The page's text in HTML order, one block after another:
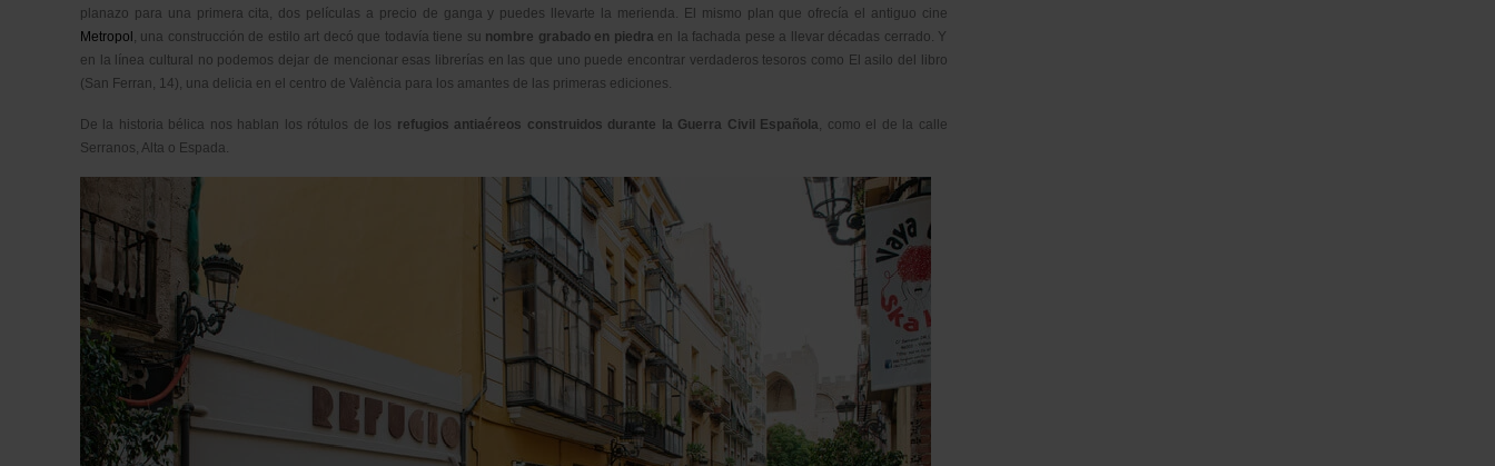
planazo para una primera cita, dos películas a precio de ganga y puedes llevarte la merienda. El mismo plan que ofrecía el antiguo cine
Metropol , una construcción de estilo art decó que todavía tiene su nombre grabado en piedra en la fachada pese a llevar décadas cerrado. Y
en la línea cultural no podemos dejar de mencionar esas librerías en las que uno puede encontrar verdaderos tesoros como El asilo del libro
(San Ferran, 14), una delicia en el centro de València para los amantes de las primeras ediciones.
De la historia bélica nos hablan los rótulos de los refugios antiaéreos construidos durante la Guerra Civil Española, como el de la calle
Serranos, Alta o Espada.